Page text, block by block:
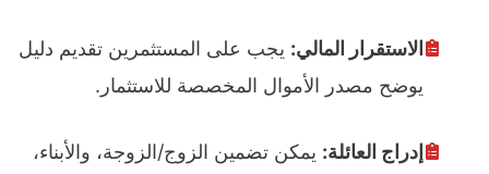
الاستقرار المالي:يجب على المستثمرين تقديم دليل
يوضح مصدر الأموال المخصصة للاستثمار.
إدراج العائلة:يمكن تضمين الزوج/الزوجة، والأبناء،